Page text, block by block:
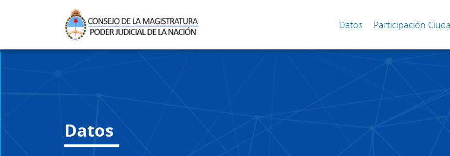
Datos Participación
Datos